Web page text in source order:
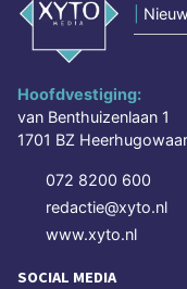
Hoofdvestiging:
van Benthuizenlaan 1
1701 BZ
072 8200 600
redactie@xyto.nl
www.xyto.nl
SOCIAL MEDIA